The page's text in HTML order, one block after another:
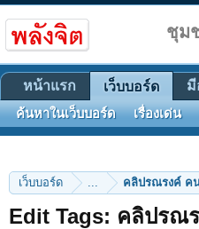
เว็บบอร์ด ... คลิปรณรงค์ ค
Edit Tags: คลิปรณ
ชุม
หน้าแรก เว็บบอร์ด
ค้นหาในเว็บบอร์ด เรื่องเด่น
มี